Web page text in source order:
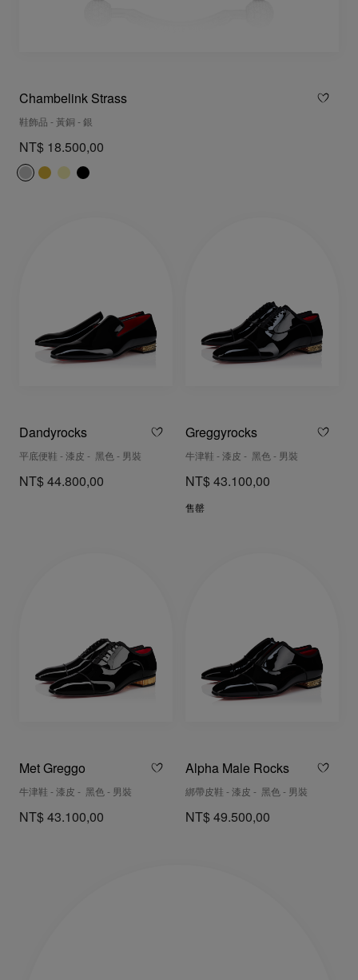
Chambelink Strass
鞋飾品 - 黃銅 - 銀
NT$ 18.500,00
Dandyrocks
平底便鞋 - 漆皮 - 黑色 - 男裝
NT$ 44.800,00
Greggyrocks
牛津鞋 - 漆皮 - 黑色 - 男裝
NT$ 43.100,00
售罄
Met Greggo
牛津鞋 - 漆皮 - 黑色 - 男裝
NT$ 43.100,00
Alpha Male Rocks
綁帶皮鞋 - 漆皮 - 黑色 - 男裝
NT$ 49.500,00